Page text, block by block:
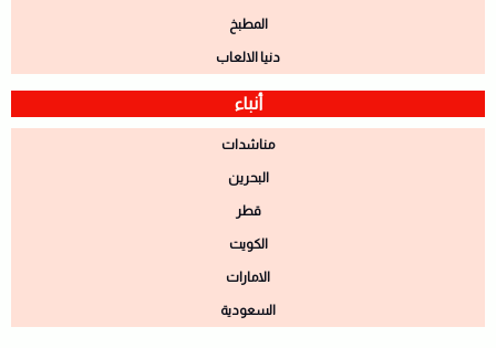
المطبخ
دنيا الالعاب
أنباء
مناشدات
البحرين
قطر
الكويت
الامارات
السعودية